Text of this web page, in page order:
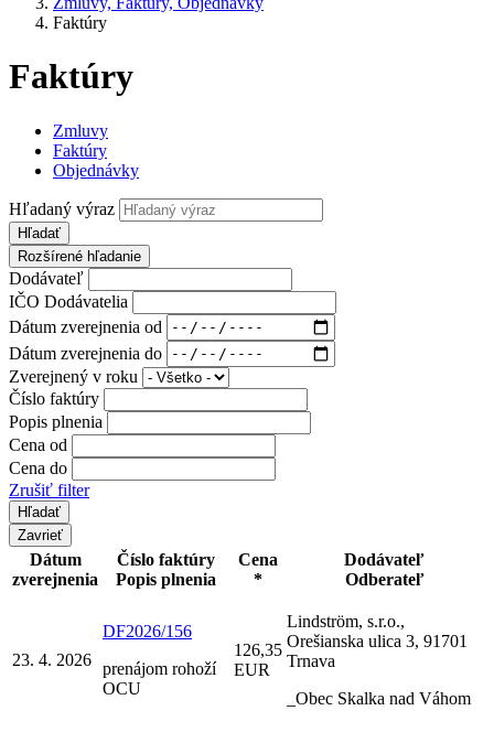
Faktúry
Faktúry
Zmluvy
Faktúry
Objednávky
Hľadaný výraz
Hľadať
Rozšírené hľadanie
Dodávateľ
IČO Dodávatelia
Dátum zverejnenia od
Dátum zverejnenia do
Zverejnený v roku
Číslo faktúry
Popis plnenia
Cena od
Cena do
Zrušiť filter
Zavrieť
Dátum
zverejnenia
Číslo faktúry
Popis plnenia
Cena
*
Dodávateľ
Odberateľ
23. 4. 2026
DF2026/156
prenájom rohoží
OCU
126,35
EUR
Lindström, s.r.o.,
Orešianska ulica 3, 91701
Trnava
_Obec Skalka nad Váhom